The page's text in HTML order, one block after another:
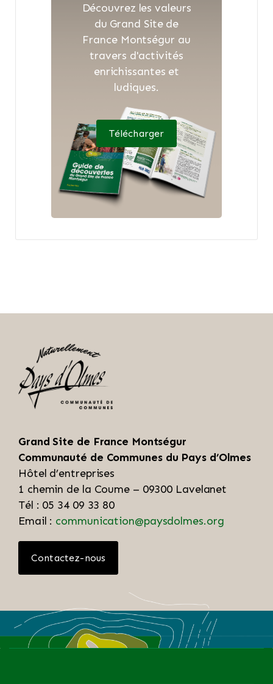
Découvrez les valeurs
du Grand Site de
France Montségur au
travers d'activités
enrichissantes et
ludiques.
Télécharger
Grand Site de France Montségur
Communauté de Communes du Pays d’Olmes
Hôtel d’entreprises
1 chemin de la Coume – 09300 Lavelanet
Tél : 05 34 09 33 80
Email : communication@paysdolmes.org
Contactez-nous